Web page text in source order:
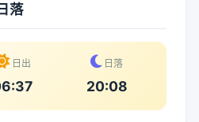
落
日出 日落
20:08